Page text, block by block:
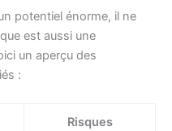
potentiel énorme, il ne
est aussi une
un aperçu des
:
Risques